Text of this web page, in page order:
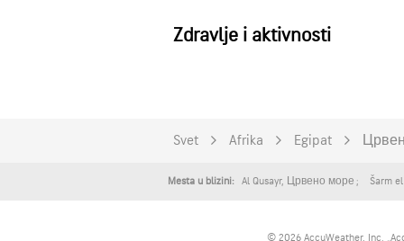
Zdravlje i aktivnosti
Svet Afrika Egipat
Mesta u blizini: Al Qusayr, Црвено море Šarm
© 2026 AccuWeather, Inc.